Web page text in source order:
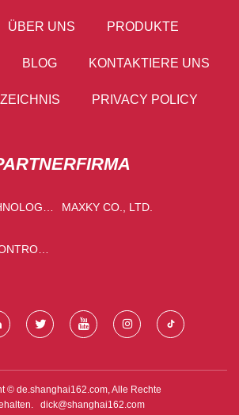
ÜBER UNS PRODUKTE
BLOG KONTAKTIERE UNS
PRIVACY POLICY
MAXKY CO., LTD.
© de.shanghai162.com, Alle Rechte
dick@shanghai162.com